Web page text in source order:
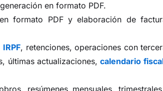
en formato PDF.
formato PDF y elaboración de
IRPF, retenciones, operaciones con
últimas actualizaciones,calendario